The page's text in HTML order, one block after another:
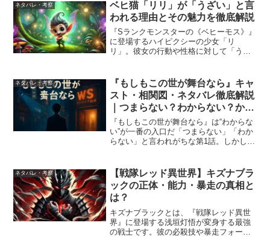
るとしても』について――「どんな話な
の？」「原作...
ネタバレ・考察
ベヒ猫「リリ」が「うざい」と言
われる理由とその魅力を徹底解説
『Sランクモンスターの《ベヒーモス》』
に登場するハイピクシーの少女「リ
リ」。彼女の行動や性格に対して「うざ
なキャラクター性やストーリー内での役
割が高く評価されている一...
ネタバレ・考察
『もしもこの世が舞台なら』キャ
スト・相関図・ネタバレ徹底解説
｜つまらない？わからない？か
ら“面白くなってきた”へ変わる深
掘り考察
『もしもこの世が舞台なら』は“わからな
い”が一番の入口だ「つまらない」「わか
らない」と言われがちな第1話。しかし
い。本作、 もしもこの世が舞台なら、楽
屋はどこにある...
ネタバレ・考察
【戦隊レッド異世界】キズナブラ
ックの正体・能力・暴走の真相と
は？
キズナブラックとは、『戦隊レッド異世
界』に登場する浅垣灯悟が変身する最強
の戦士です。彼の必殺技や暴走フォーム